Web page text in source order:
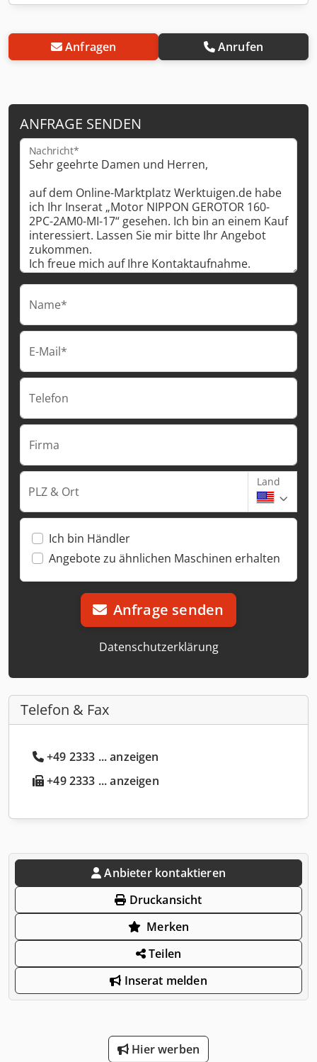
Anfragen Anrufen
ANFRAGE SENDEN
Nachricht*
Name*
E-Mail*
Telefon
Firma
PLZ & Ort
Land
Ich bin Händler
Angebote zu ähnlichen Maschinen erhalten
Anfrage senden
Datenschutzerklärung
Telefon & Fax
+49 2333 ... anzeigen
+49 2333 ... anzeigen
Anbieter kontaktieren
Druckansicht
Merken
Teilen
Inserat melden
Hier werben